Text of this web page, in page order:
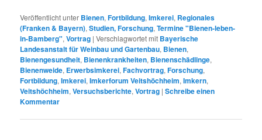
Veröffentlicht unter Bienen,Fortbildung,Imkerei, Regionales
(Franken & Bayern),Studien, Forschung,Termine "Bienen-leben-
in-Bamberg",Vortrag |Verschlagwortet mit Bayerische
Landesanstalt für Weinbau und Gartenbau, Bienen,
Bienengesundheit, Bienenkrankheiten, Bienenschädlinge,
Bienenweide, Erwerbsimkerei,Fachvortrag,Forschung,
Fortbildung,Imkerei,Imkerforum Veitshöchheim,Imkern,
Veitshöchheim,Versuchsberichte,Vortrag |Schreibe einen
Kommentar